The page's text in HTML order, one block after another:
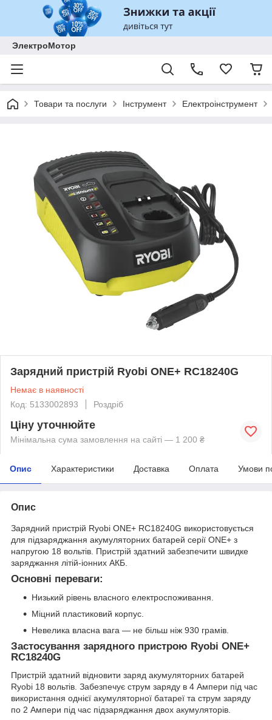
ЭлектроМотор
Товари та послуги Інструмент Електроінструмент
Зарядний пристрій Ryobi ONE+ RC18240G
Немає в наявності
Код: 5133002893
Роздріб
Ціну уточнюйте
Мінімальна сума замовлення на сайті — 1 200 ₴
Опис Характеристики Доставка Оплата Умови
Опис
Зарядний пристрій Ryobi ONE+ RC18240G використовується
для підзаряджання акумуляторних батарей серії ONE+ з
напругою 18 вольтів. Пристрій здатний забезпечити швидке
заряджання літій-іонних АКБ.
Основні переваги:
Низький рівень власного електроспоживання.
Міцний пластиковий корпус.
Невелика власна вага — не більш ніж 930 грамів.
Застосування зарядного пристрою Ryobi ONE+
RC18240G
Пристрій здатний відновити заряд акумуляторних батарей
Ryobi 18 вольтів. Забезпечує струм заряду в 4 Ампери під час
використання однієї акумуляторної батареї та струм заряду
по 2 Ампери під час підзаряджання двох акумуляторів.